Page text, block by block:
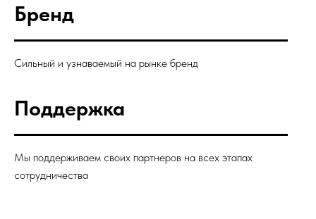
Бренд
Сильный и узнаваемый на рынке бренд
Поддержка
Мы поддерживаем своих партнеров на всех этапах
сотрудничества